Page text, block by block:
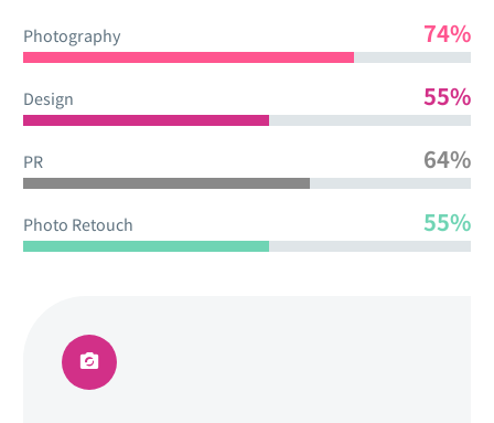
Photography 74%
Design 55%
PR 64%
Photo Retouch 55%